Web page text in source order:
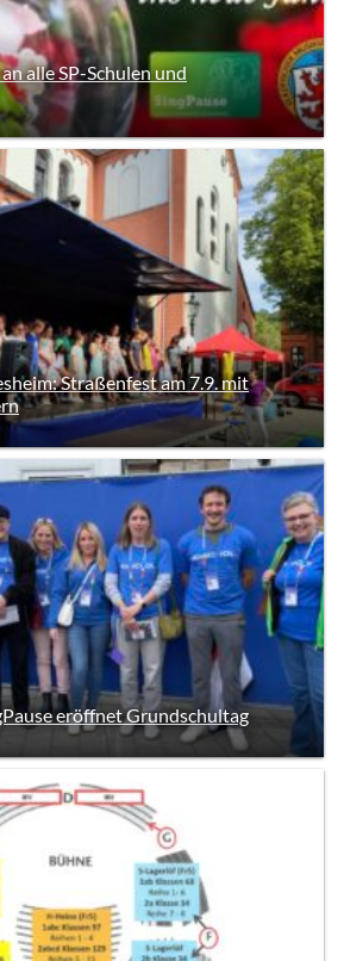
alle SP-Schulen und
Straßenfest am 7.9. mit
eröffnet Grundschultag